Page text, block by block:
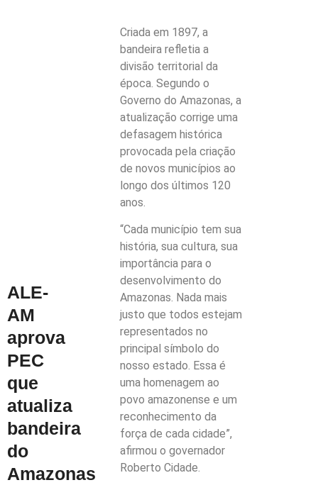
ALE-
AM
aprova
PEC
que
atualiza
bandeira
do
Amazonas
Criada em 1897, a
bandeira refletia a
divisão territorial da
época. Segundo o
Governo do Amazonas, a
atualização corrige uma
defasagem histórica
provocada pela criação
de novos municípios ao
longo dos últimos 120
anos.
“Cada município tem sua
história, sua cultura, sua
importância para o
desenvolvimento do
Amazonas. Nada mais
justo que todos estejam
representados no
principal símbolo do
nosso estado. Essa é
uma homenagem ao
povo amazonense e um
reconhecimento da
força de cada cidade”,
afirmou o governador
Roberto Cidade.